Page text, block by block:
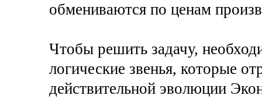
обмениваются по ценам
Чтобы решить задачу,
логические звенья, которые
действительной эволюции